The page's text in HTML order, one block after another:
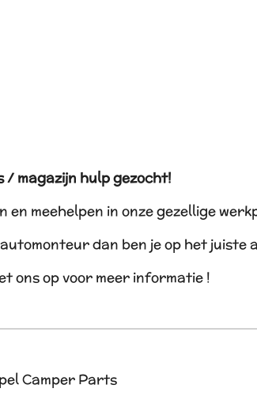
/ magazijn hulp gezocht!
en meehelpen in onze gezellige
dan ben je op het juiste
ons op voor meer informatie !
Camper Parts